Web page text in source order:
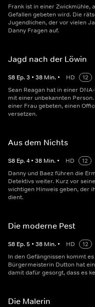
Frank ist in einer Zwickmühle,
Gefallen gebeten wird. Die
Jugendlichen, der vor vielen
Danny Fragen auf.
Jagd nach der Löwin
S8 Ep.3 • 38 Min. • HD
12
Sean Reagan hat in einer
mit einer unbekannten
einer Frau gebeten, einen
versetzen.
Aus dem Nichts
S8 Ep.4 • 38 Min. • HD
12
Danny und Baez führen die
Detektivs weiter. Kurz vor
wichtigen Hinweis geben, der
dient.
Die moderne Pest
S8 Ep.5 • 38 Min. • HD
12
In den Gefängnissen kommt
Bürgermeisterin Dutton hat
damit dafür gesorgt, dass es
Die Malerin